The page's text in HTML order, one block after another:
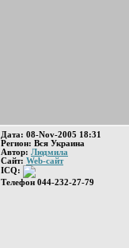
Дата: 08-Nov-2005 18:31
Регион: Вся Украина
Автор: Людмила
Сайт: Web-сайт
ICQ:
Телефон 044-232-27-79